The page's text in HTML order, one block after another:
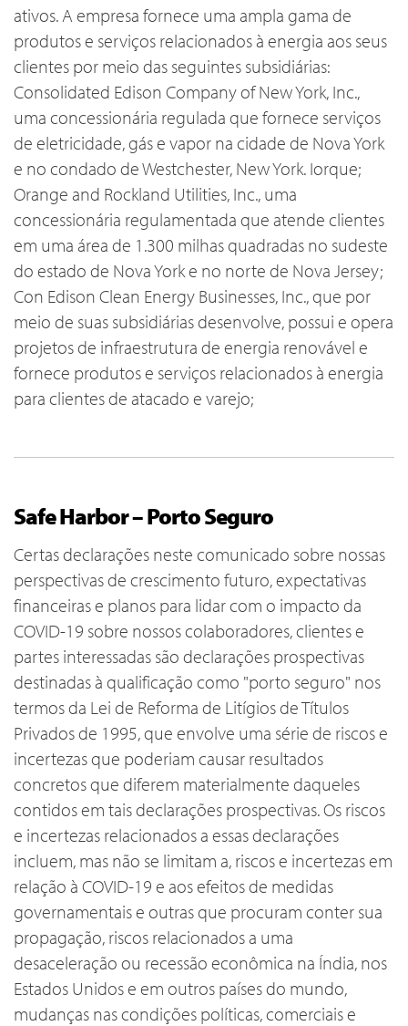
ativos. A empresa fornece uma ampla gama de
produtos e serviços relacionados à energia aos seus
clientes por meio das seguintes subsidiárias:
Consolidated Edison Company of New York, Inc.,
uma concessionária regulada que fornece serviços
de eletricidade, gás e vapor na cidade de Nova York
e no condado de Westchester, New York. Iorque;
Orange and Rockland Utilities, Inc., uma
concessionária regulamentada que atende clientes
em uma área de 1.300 milhas quadradas no sudeste
do estado de Nova York e no norte de Nova Jersey;
Con Edison Clean Energy Businesses, Inc., que por
meio de suas subsidiárias desenvolve, possui e opera
projetos de infraestrutura de energia renovável e
fornece produtos e serviços relacionados à energia
para clientes de atacado e varejo;
Safe Harbor – Porto Seguro
Certas declarações neste comunicado sobre nossas
perspectivas de crescimento futuro, expectativas
financeiras e planos para lidar com o impacto da
COVID-19 sobre nossos colaboradores, clientes e
partes interessadas são declarações prospectivas
destinadas à qualificação como "porto seguro" nos
termos da Lei de Reforma de Litígios de Títulos
Privados de 1995, que envolve uma série de riscos e
incertezas que poderiam causar resultados
concretos que diferem materialmente daqueles
contidos em tais declarações prospectivas. Os riscos
e incertezas relacionados a essas declarações
incluem, mas não se limitam a, riscos e incertezas em
relação à COVID-19 e aos efeitos de medidas
governamentais e outras que procuram conter sua
propagação, riscos relacionados a uma
desaceleração ou recessão econômica na Índia, nos
Estados Unidos e em outros países do mundo,
mudanças nas condições políticas, comerciais e